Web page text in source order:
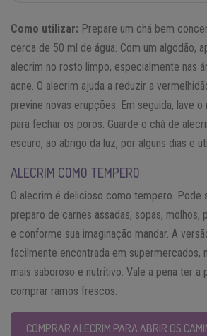
Como utilizar: Prepare um chá bem
cerca de 50 ml de água. Com um algodão,
alecrim no rosto limpo, especialmente nas
acne. O alecrim ajuda a reduzir a
previne novas erupções. Em seguida, lave
para fechar os poros. Guarde o chá de
escuro, ao abrigo da luz, por alguns dias e
ALECRIM COMO TEMPERO
O alecrim é delicioso como tempero. Pode
preparo de carnes assadas, sopas, molhos,
e conforme sua imaginação mandar. A
facilmente encontrada em supermercados,
mais saboroso e nutritivo. Vale a pena ter a
comprar ramos frescos.
COMPRAR ALECRIM PARA ABRIR OS